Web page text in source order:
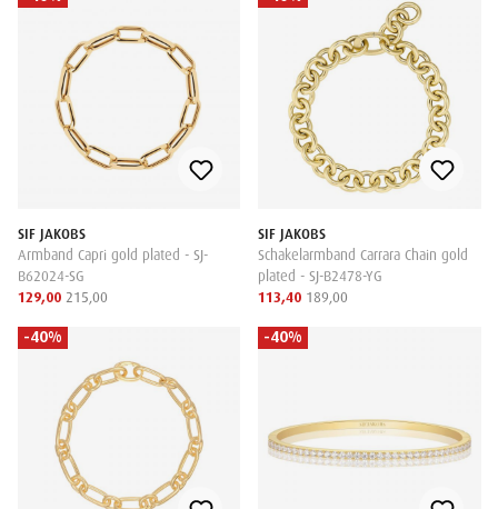
SIF JAKOBS
Armband Capri gold plated - SJ-
B62024-SG
129,00 215,00
SIF JAKOBS
Schakelarmband Carrara Chain gold
plated - SJ-B2478-YG
113,40 189,00
-40% -40%